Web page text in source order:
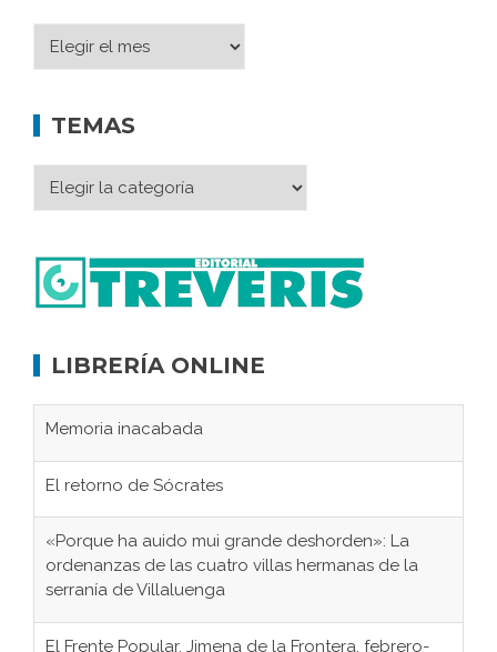
TEMAS
LIBRERÍA ONLINE
Memoria inacabada
El retorno de Sócrates
«Porque ha auido mui grande deshorden»: La
ordenanzas de las cuatro villas hermanas de la
serranía de Villaluenga
El Frente Popular. Jimena de la Frontera, febrero-